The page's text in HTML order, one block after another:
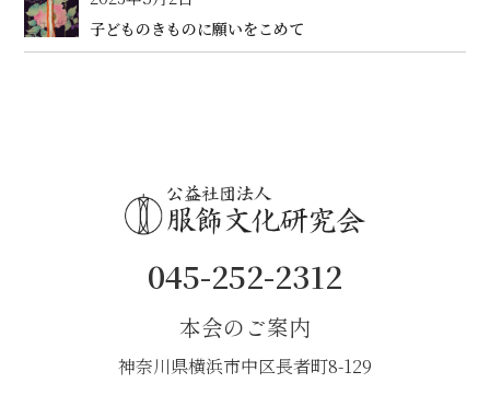
子どものきものに願いをこめて
045-252-2312
本会のご案内
神奈川県横浜市中区長者町8-129